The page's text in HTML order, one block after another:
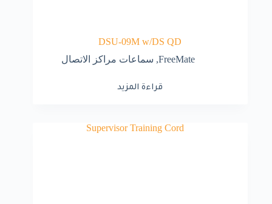
DSU-09M w/DS QD
FreeMate
, سماعات مراكز الاتصال
قراءة المزيد